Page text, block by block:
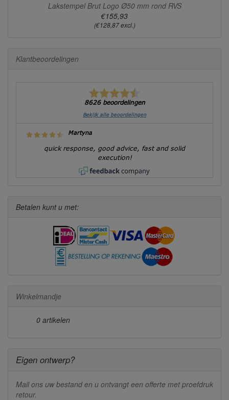
Lakstempel Brut Logo Ø50 mm rond RVS
€155,93
(€128,87 excl.)
Klantbeoordelingen
8626 beoordelingen
Bekijk alle beoordelingen
Martyna
quick response, good advice, fast and solid
execution!
Betalen kunt u met:
Winkelmandje
0 artikelen
Eigen ontwerp?
Mail ons uw bestand en u ontvangt een offerte met proefdruk
retour.